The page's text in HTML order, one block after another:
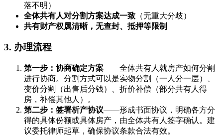
落不明）
全体共有人对分割方案达成一致 （无重大分歧）
共有财产权属清晰，无查封、抵押等限制
3. 办理流程
第一步：协商确定方案——全体共有人就房产如何分割
进行协商。分割方式可以是实物分割（一人分一层）、
变价分割（出售后分钱）、折价补偿（部分共有人得
房，补偿其他人）。
第二步：签署析产协议——形成书面协议，明确各方分
得的具体份额或具体房产，由全体共有人签字确认。建
议委托律师起草，确保协议条款合法有效。